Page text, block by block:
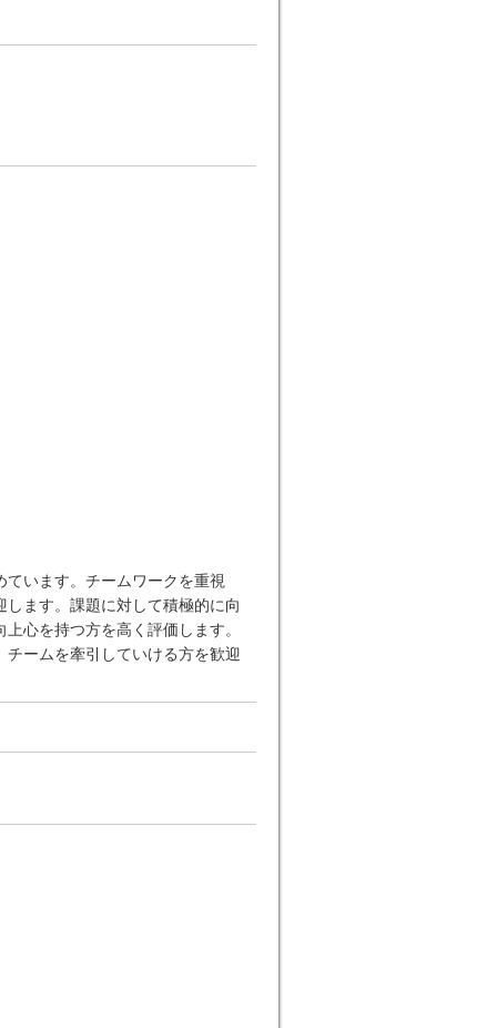
います。チームワークを重視
ます。課題に対して積極的に向
心を持つ方を高く評価します。
ームを牽引していける方を歓迎